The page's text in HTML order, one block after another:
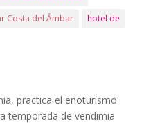
Costa del Ámbar
hotel de
practica el enoturismo
temporada de vendimia